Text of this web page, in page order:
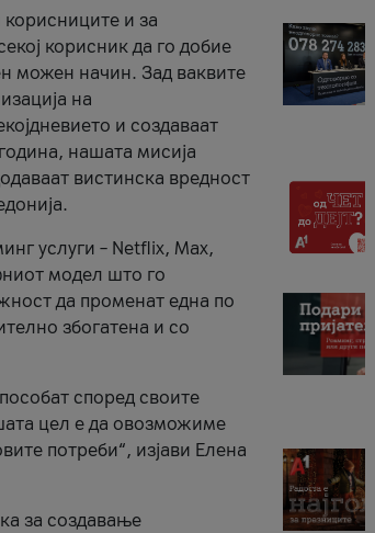
и за
корисник да го добие
можен начин. Зад ваквите
на
и создаваат
нашата мисија
вистинска вредност
услуги – Netflix, Max,
модел што го
да променат една по
збогатена и со
според своите
цел е да овозможиме
потреби“, изјави Елена
за создавање